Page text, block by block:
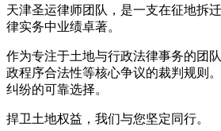
天津圣运律师团队，是一支在征地拆
律实务中业绩卓著。
作为专注于土地与行政法律事务的团
政程序合法性等核心争议的裁判规则
纠纷的可靠选择。
捍卫土地权益，我们与您坚定同行。